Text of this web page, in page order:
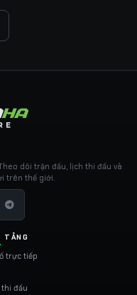
dõi trận đấu, lịch thi đấu và
trên thế giới.
TẢNG
trực tiếp
thi đấu